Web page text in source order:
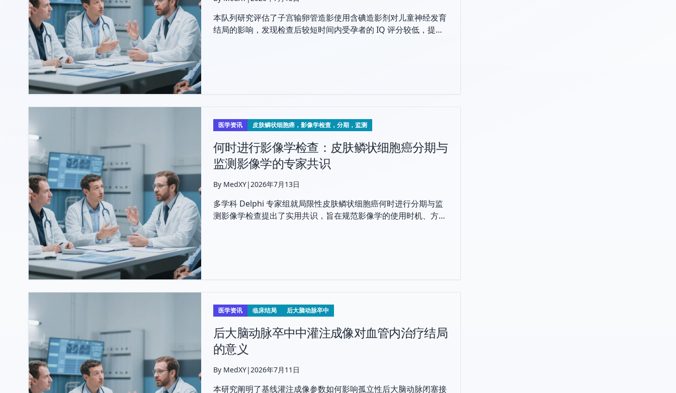
本队列研究评估了子宫输卵管造影使用含碘造影剂对儿童神经发育
结局的影响，发现检查后较短时间内受孕者的 IQ 评分较低，提示
医学资讯 皮肤鳞状细胞癌，影像学检查，分期，监测
何时进行影像学检查：皮肤鳞状细胞癌分期与
监测影像学的专家共识
By MedXY| 2026年7月13日
多学科 Delphi 专家组就局限性皮肤鳞状细胞癌何时进行分期与监
测影像学检查提出了实用共识，旨在规范影像学的使用时机、方式
医学资讯 临床结局 后大脑动脉卒中
后大脑动脉卒中中灌注成像对血管内治疗结局
的意义
By MedXY| 2026年7月11日
本研究阐明了基线灌注成像参数如何影响孤立性后大脑动脉闭塞接